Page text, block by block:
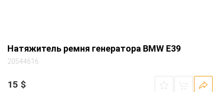
Натяжитель ремня генератора BMW E39
20544616
15 $